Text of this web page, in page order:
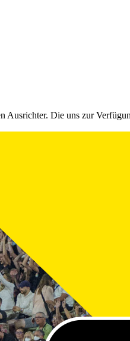
Die uns zur